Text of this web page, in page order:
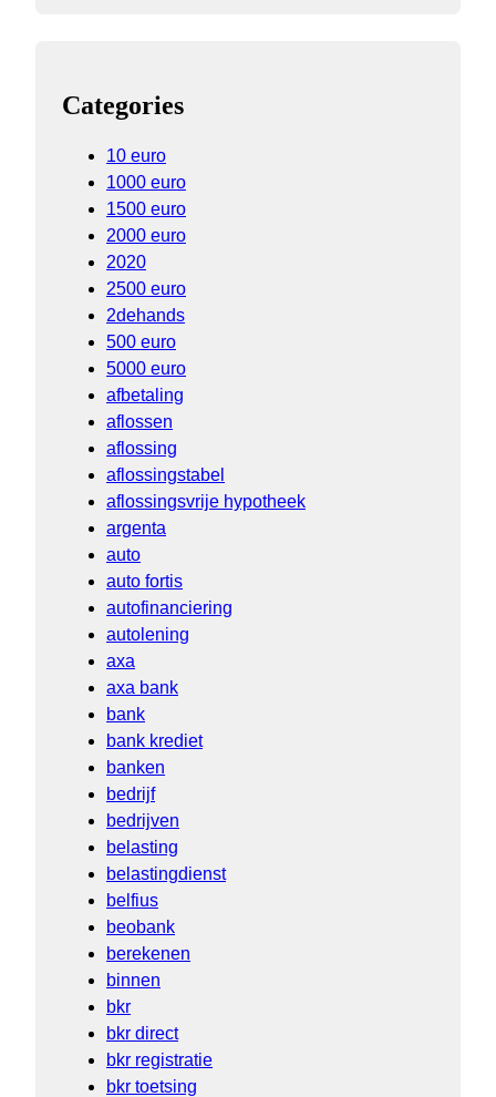
Categories
10 euro
1000 euro
1500 euro
2000 euro
2020
2500 euro
2dehands
500 euro
5000 euro
afbetaling
aflossen
aflossing
aflossingstabel
aflossingsvrije hypotheek
argenta
auto
auto fortis
autofinanciering
autolening
axa
axa bank
bank
bank krediet
banken
bedrijf
bedrijven
belasting
belastingdienst
belfius
beobank
berekenen
binnen
bkr
bkr direct
bkr registratie
bkr toetsing